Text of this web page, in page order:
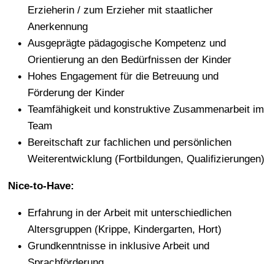
Erzieherin / zum Erzieher mit staatlicher
Anerkennung
Ausgeprägte pädagogische Kompetenz und
Orientierung an den Bedürfnissen der Kinder
Hohes Engagement für die Betreuung und
Förderung der Kinder
Teamfähigkeit und konstruktive Zusammenarbeit im
Team
Bereitschaft zur fachlichen und persönlichen
Weiterentwicklung (Fortbildungen, Qualifizierungen)
Nice-to-Have:
Erfahrung in der Arbeit mit unterschiedlichen
Altersgruppen (Krippe, Kindergarten, Hort)
Grundkenntnisse in inklusive Arbeit und